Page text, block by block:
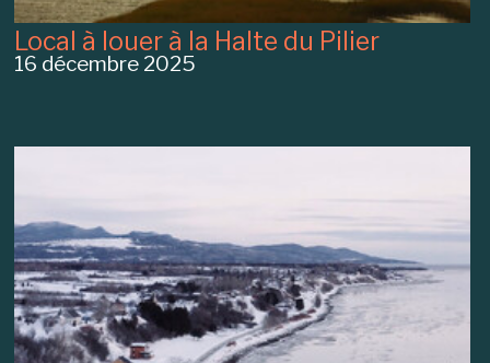
Local à louer à la Halte du Pilier
16 décembre 2025